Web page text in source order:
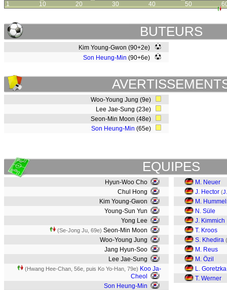
1 10 20 30 40 50
BUTEURS
Kim Young-Gwon (90+2e)
Son Heung-Min (90+6e)
Woo-Young Jung (9e)
Lee Jae-Sung (23e)
Seon-Min Moon (48e)
Son Heung-Min (65e)
EQUIPES
Hyun-Woo Cho
Chul Hong
Kim Young-Gwon
Young-Sun Yun
Yong Lee
(Se-Jong Ju, 69e) Seon-Min Moon
Woo-Young Jung
Jang Hyun-Soo
Lee Jae-Sung
(Hwang Hee-Chan, 56e, puis Ko Yo-Han, 79e) Koo Ja-
Cheol
Son Heung-Min
M. Neuer
J. Hector (
M.
N. Süle
J. Kimmich
T. Kroos
S. Khedira (
M. Reus
M. Özil
L. Goretzka
T. Werner